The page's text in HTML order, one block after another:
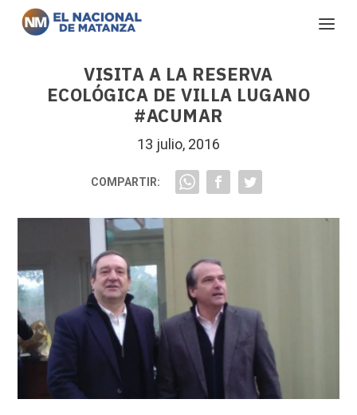
VISITA A LA RESERVA
ECOLÓGICA DE VILLA LUGANO
#ACUMAR
13 julio, 2016
COMPARTIR: